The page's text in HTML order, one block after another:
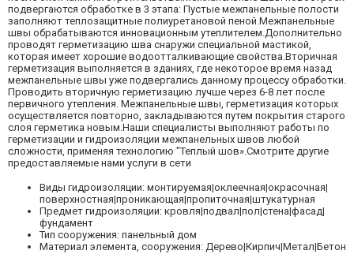
подвергаются обработке в 3 этапа: Пустые межпанельные полости
заполняют теплозащитные полиуретановой пеной.Межпанельные
швы обрабатываются инновационным утеплителем.Дополнительно
проводят герметизацию шва снаружи специальной мастикой,
которая имеет хорошие водоотталкивающие свойства.Вторичная
герметизация выполняется в зданиях, где некоторое время назад
межпанельные швы уже подвергались данному процессу обработки.
Проводить вторичную герметизацию лучше через 6-8 лет после
первичного утепления. Межпанельные швы, герметизация которых
осуществляется повторно, закладываются путем покрытия старого
слоя герметика новым.Наши специалисты выполняют работы по
герметизации и гидроизоляции межпанельных швов любой
сложности, применяя технологию "Теплый шов».Смотрите другие
предоставляемые нами услуги в сети
Виды гидроизоляции: монтируемая|оклеечная|окрасочная|
поверхностная|проникающая|пропиточная|штукатурная
Предмет гидроизоляции: кровля|подвал|пол|стена|фасад|
фундамент
Тип сооружения: панельный дом
Материал элемента, сооружения: Дерево|Кирпич|Метал|Бетон